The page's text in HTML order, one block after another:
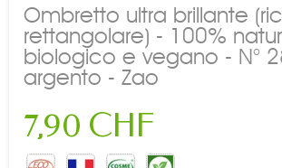
Ombretto ultra brillante
rettangolare) - 100%
biologico e vegano - N°
argento - Zao
7,90 CHF